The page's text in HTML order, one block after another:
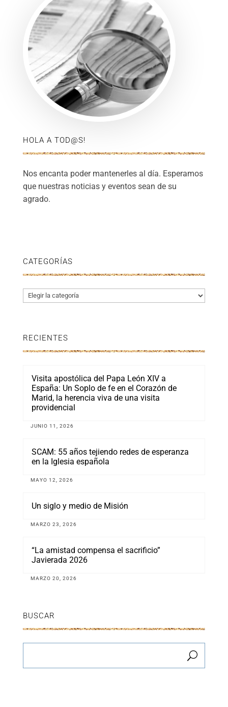
HOLA A TOD@S!
Nos encanta poder mantenerles al día. Esperamos
que nuestras noticias y eventos sean de su
agrado.
CATEGORÍAS
Categorías
RECIENTES
Visita apostólica del Papa León XIV a
España: Un Soplo de fe en el Corazón de
Marid, la herencia viva de una visita
providencial
JUNIO 11, 2026
SCAM: 55 años tejiendo redes de esperanza
en la Iglesia española
MAYO 12, 2026
Un siglo y medio de Misión
MARZO 23, 2026
“La amistad compensa el sacrificio”
Javierada 2026
MARZO 20, 2026
BUSCAR